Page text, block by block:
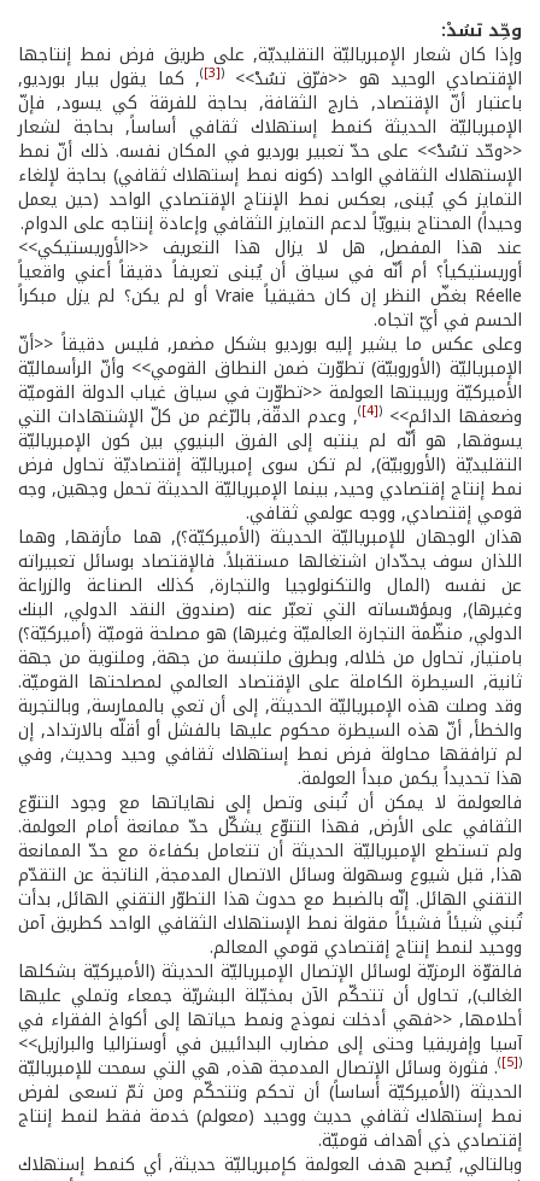
وحِّد تسُدْ:
وإذا كان شعار الإمبرياليّة التقليديّة, على طريق فرض نمط إنتاجها
الإقتصادي الوحيد هو <<فرّق تسُدْ>>(
[3]
), كما يقول بيار بورديو,
باعتبار أنّ الإقتصاد, خارج الثقافة, بحاجة للفرقة كي يسود, فإنّ
الإمبرياليّة الحديثة كنمط إستهلاك ثقافي أساساً, بحاجة لشعار
<<وحّد تسُدْ>> على حدّ تعبير بورديو في المكان نفسه. ذلك أنّ نمط
الإستهلاك الثقافي الواحد (كونه نمط إستهلاك ثقافي) بحاجة لإلغاء
التمايز كي يُبنى, بعكس نمط الإنتاج الإقتصادي الواحد (حين يعمل
وحيداً) المحتاج بنيويّاً لدعم التمايز الثقافي وإعادة إنتاجه على الدوام.
عند هذا المفصل, هل لا يزال هذا التعريف <<الأوريستيكي>>
أوريستيكياً؟ أم أنّه في سياق أن يُبنى تعريفاً دقيقاً أعني واقعياً
Réelle بغضّ النظر إن كان حقيقياً Vraie أو لم يكن؟ لم يزل مبكراً
الحسم في أيّ اتجاه.
وعلى عكس ما يشير إليه بورديو بشكل مضمر, فليس دقيقاً <<أنّ
الإمبرياليّة (الأوروبيّة) تطوّرت ضمن النطاق القومي>> وأنّ الرأسماليّة
الأميركيّة وربيبتها العولمة <<تطوّرت في سياق غياب الدولة القوميّة
وضعفها الدائم>> (
[4]
), وعدم الدقّة, بالرّغم من كلّ الإشتهادات التي
يسوقها, هو أنّه لم ينتبه إلى الفرق البنيوي بين كون الإمبرياليّة
التقليديّة (الأوروبيّة), لم تكن سوى إمبرياليّة إقتصاديّة تحاول فرض
نمط إنتاج إقتصادي وحيد, بينما الإمبرياليّة الحديثة تحمل وجهين, وجه
قومي إقتصادي, ووجه عولمي ثقافي.
هذان الوجهان للإمبرياليّة الحديثة (الأميركيّة؟), هما مأزقها, وهما
اللذان سوف يحدّدان اشتغالها مستقبلاً. فالإقتصاد بوسائل تعبيراته
عن نفسه (المال والتكنولوجيا والتجارة, كذلك الصناعة والزراعة
وغيرها), وبمؤسّساته التي تعبّر عنه (صندوق النقد الدولي, البنك
الدولي, منظّمة التجارة العالميّة وغيرها) هو مصلحة قوميّة (أميركيّة؟)
بامتياز, تحاول من خلاله, وبطرق ملتبسة من جهة, وملتوية من جهة
ثانية, السيطرة الكاملة على الإقتصاد العالمي لمصلحتها القوميّة.
وقد وصلت هذه الإمبرياليّة الحديثة, إلى أن تعي بالممارسة, وبالتجربة
والخطأ, أنّ هذه السيطرة محكوم عليها بالفشل أو أقلّه بالارتداد, إن
لم ترافقها محاولة فرض نمط إستهلاك ثقافي وحيد وحديث, وفي
هذا تحديداً يكمن مبدأ العولمة.
فالعولمة لا يمكن أن تُبنى وتصل إلى نهاياتها مع وجود التنوّع
الثقافي على الأرض, فهذا التنوّع يشكّل حدّ ممانعة أمام العولمة.
ولم تستطع الإمبرياليّة الحديثة أن تتعامل بكفاءة مع حدّ الممانعة
هذا, قبل شيوع وسهولة وسائل الاتصال المدمجة, الناتجة عن التقدّم
التقني الهائل. إنّه بالضبط مع حدوث هذا التطوّر التقني الهائل, بدأت
تُبني شيئاً فشيئاً مقولة نمط الإستهلاك الثقافي الواحد كطريق آمن
ووحيد لنمط إنتاج إقتصادي قومي المعالم.
فالقوّة الرمزيّة لوسائل الإتصال الإمبرياليّة الحديثة (الأميركيّة بشكلها
الغالب), تحاول أن تتحكّم الآن بمخيّلة البشريّة جمعاء وتملي عليها
أحلامها, <<فهي أدخلت نموذج ونمط حياتها إلى أكواخ الفقراء في
آسيا وإفريقيا وحتى إلى مضارب البدائيين في أوستراليا والبرازيل>>
(
[5]
). فثورة وسائل الإتصال المدمجة هذه, هي التي سمحت للإمبرياليّة
الحديثة (الأميركيّة أساساً) أن تحكم وتتحكّم ومن ثمّ تسعى لفرض
نمط إستهلاك ثقافي حديث ووحيد (معولم) خدمة فقط لنمط إنتاج
إقتصادي ذي أهداف قوميّة.
وبالتالي, يُصبح هدف العولمة كإمبرياليّة حديثة, أي كنمط إستهلاك